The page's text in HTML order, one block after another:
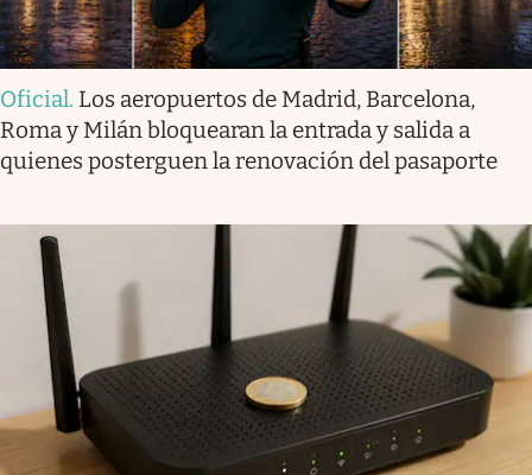
Oficial. Los aeropuertos de Madrid, Barcelona,
Roma y Milán bloquearan la entrada y salida a
quienes posterguen la renovación del pasaporte